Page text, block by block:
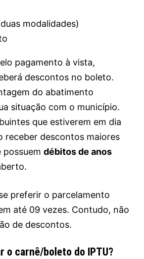
modalidades)
pagamento à vista,
descontos no boleto.
do abatimento
situação com o município.
que estiverem em dia
receber descontos maiores
possuemdébitos de anos
preferir o parcelamento
até 09 vezes. Contudo, não
de descontos.
o carnê/boleto do IPTU?